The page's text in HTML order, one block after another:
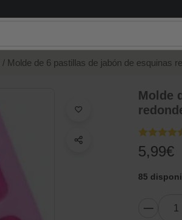
/ Molde de 6 pastillas de jabón de esquinas
Molde
5,99€
85